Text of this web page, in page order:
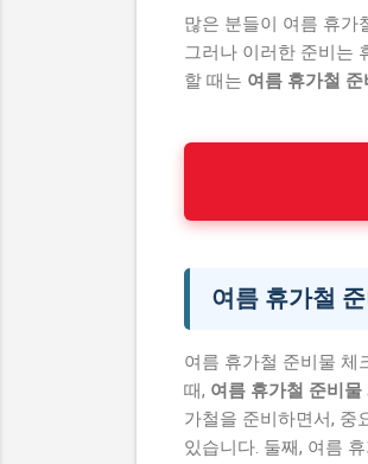
많은 분들이 여름 휴가
그러나 이러한 준비는
할 때는 여름 휴가철
여름 휴가철
여름 휴가철 준비물 체
때, 여름 휴가철 준비물
가철을 준비하면서, 중
있습니다. 둘째, 여름